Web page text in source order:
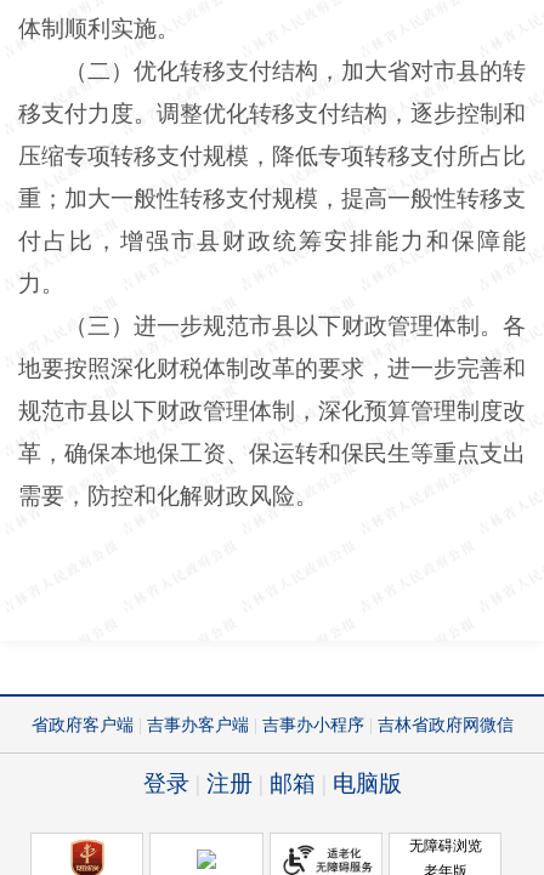
体制顺利实施。
（二）优化转移支付结构，加大省对市县的转
移支付力度。调整优化转移支付结构，逐步控制和
压缩专项转移支付规模，降低专项转移支付所占比
重；加大一般性转移支付规模，提高一般性转移支
付占比，增强市县财政统筹安排能力和保障能
力。
（三）进一步规范市县以下财政管理体制。各
地要按照深化财税体制改革的要求，进一步完善和
规范市县以下财政管理体制，深化预算管理制度改
革，确保本地保工资、保运转和保民生等重点支出
需要，防控和化解财政风险。